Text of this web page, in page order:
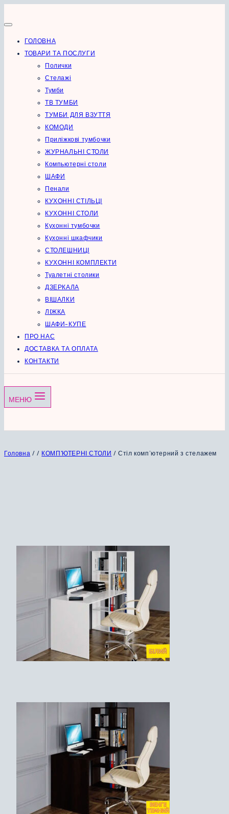
до
ГОЛОВНА
ТОВАРИ ТА ПОСЛУГИ
Полички
Стелажі
Тумби
ТВ ТУМБИ
ТУМБИ ДЛЯ ВЗУТТЯ
КОМОДИ
Приліжкові тумбочки
ЖУРНАЛЬНІ СТОЛИ
Компьютерні столи
ШАФИ
Пенали
КУХОННІ СТІЛЬЦІ
КУХОННІ СТОЛИ
Кухонні тумбочки
Кухонні шкафчики
СТОЛЕШНИЦІ
КУХОННІ КОМПЛЕКТИ
Туалетні столики
ДЗЕРКАЛА
ВІШАЛКИ
ЛІЖКА
ШАФИ-КУПЕ
ПРО НАС
ДОСТАВКА ТА ОПЛАТА
КОНТАКТИ
МЕНЮ
Головна / / КОМП'ЮТЕРНІ СТОЛИ / Стіл комп’ютерний з стелажем